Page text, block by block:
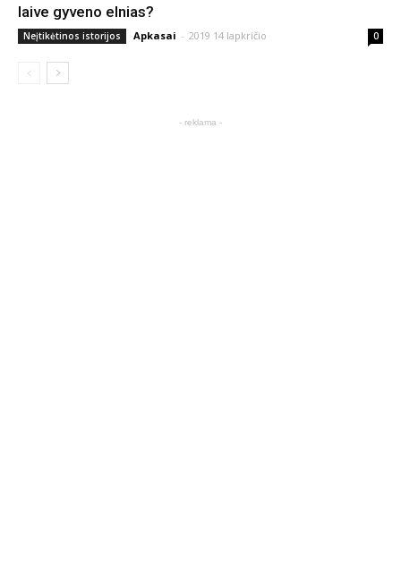
laive gyveno elnias?
Neįtikėtinos istorijos Apkasai - 2019 14 lapkričio 0
- reklama -